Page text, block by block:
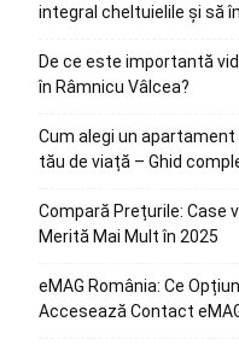
integral cheltuielile și să
De ce este importantă
în Râmnicu Vâlcea?
Cum alegi un
tău de viață – Ghid
Compară Prețurile: Case
Merită Mai Mult în 2025
eMAG România: Ce
Accesează Contact